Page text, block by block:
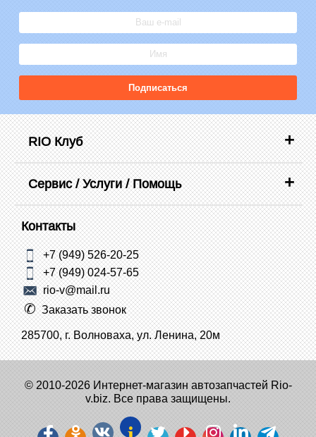
Подписаться
RIO Клуб
Сервис / Услуги / Помощь
Контакты
+7 (949) 526-20-25
+7 (949) 024-57-65
rio-v@mail.ru
Заказать звонок
285700, г. Волноваха, ул. Ленина, 20м
© 2010-2026 Интернет-магазин автозапчастей Rio-
v.biz. Все права защищены.